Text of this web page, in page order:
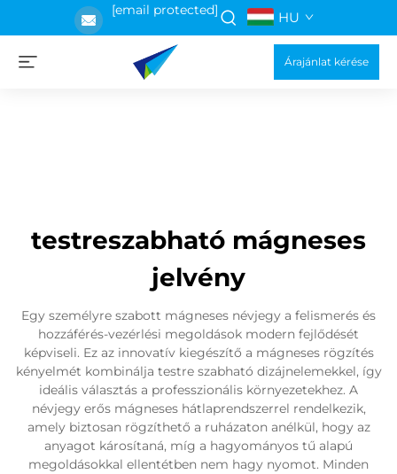
[email protected] HU
Árajánlat kérése
testreszabható mágneses
jelvény
Egy személyre szabott mágneses névjegy a felismerés és
hozzáférés-vezérlési megoldások modern fejlődését
képviseli. Ez az innovatív kiegészítő a mágneses rögzítés
kényelmét kombinálja testre szabható dizájnelemekkel, így
ideális választás a professzionális környezetekhez. A
névjegy erős mágneses hátlaprendszerrel rendelkezik,
amely biztosan rögzíthető a ruházaton anélkül, hogy az
anyagot károsítaná, míg a hagyományos tű alapú
megoldásokkal ellentétben nem hagy nyomot. Minden